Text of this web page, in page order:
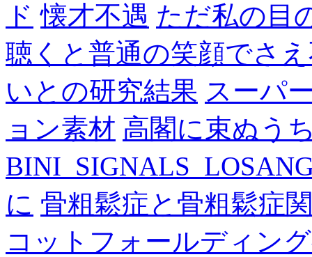
ド 懐才不遇 ただ私の目
聴くと普通の笑顔でさ
いとの研究結果 スーパ
ョン素材 高閣に束ぬう
に 骨粗鬆症と骨粗鬆症
コットフォールディン